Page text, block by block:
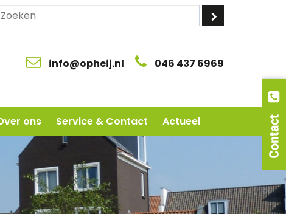
info@opheij.nl 046 437 6969
ons Service & Contact Actueel